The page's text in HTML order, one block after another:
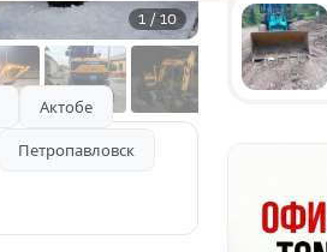
1 / 10
Актобе
Петропавловск